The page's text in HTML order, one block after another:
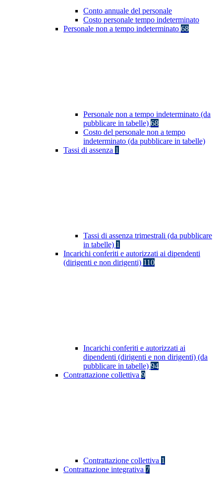
Conto annuale del personale
Costo personale tempo indeterminato
Personale non a tempo indeterminato 68
Personale non a tempo indeterminato (da
pubblicare in tabelle) 68
Costo del personale non a tempo
indeterminato (da pubblicare in tabelle)
Tassi di assenza 1
Tassi di assenza trimestrali (da pubblicare
in tabelle) 1
Incarichi conferiti e autorizzati ai dipendenti
(dirigenti e non dirigenti) 110
Incarichi conferiti e autorizzati ai
dipendenti (dirigenti e non dirigenti) (da
pubblicare in tabelle) 94
Contrattazione collettiva 9
Contrattazione collettiva 1
Contrattazione integrativa 7